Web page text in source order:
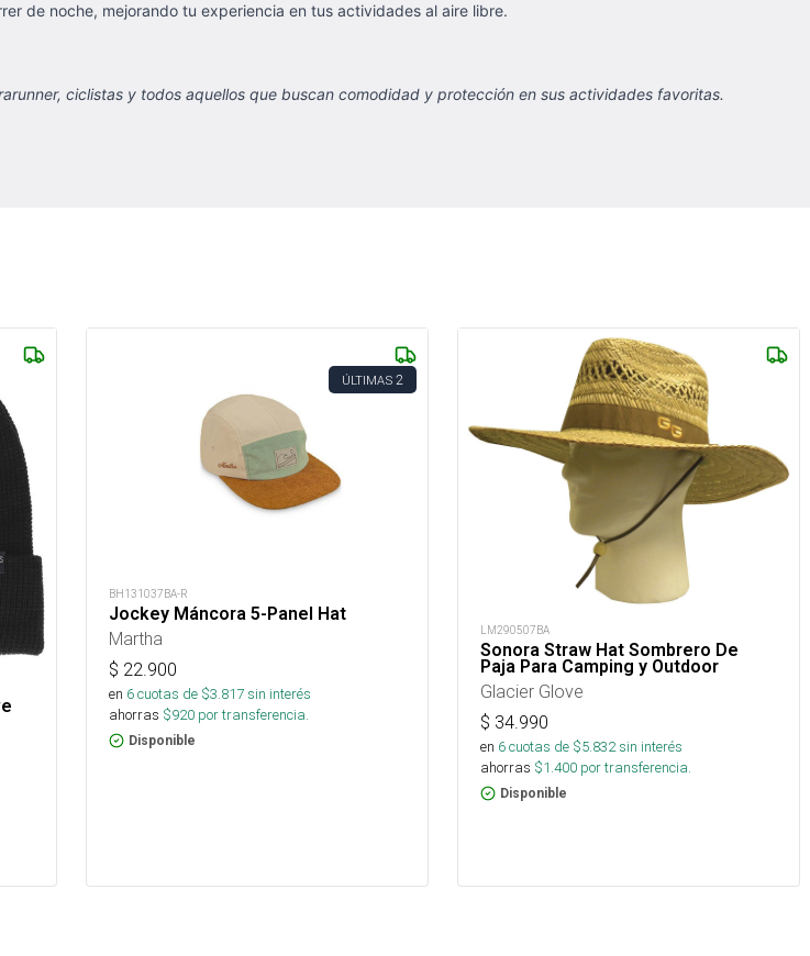
de noche, mejorando tu experiencia en tus actividades al aire libre.
ciclistas y todos aquellos que buscan comodidad y protección en sus actividades favoritas.
ÚLTIMAS 2
BH131037BA-R
Jockey Máncora 5-Panel Hat
Martha
$ 22.900
en 6cuotas de $3.817sin interés
ahorras $920 por transferencia.
Disponible
LM290507BA
Sonora Straw Hat Sombrero De
Paja Para Camping y Outdoor
Glacier Glove
$ 34.990
en 6cuotas de $5.832sin interés
ahorras $1.400 por transferencia.
Disponible